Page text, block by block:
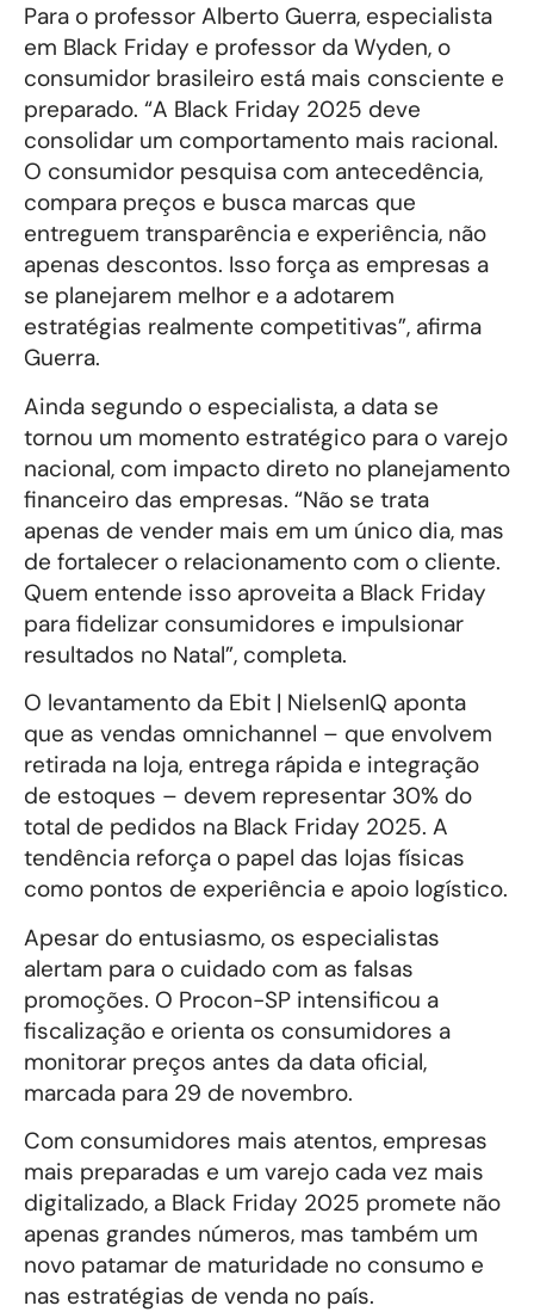
Para o professor Alberto Guerra, especialista
em Black Friday e professor da Wyden, o
consumidor brasileiro está mais consciente e
preparado. “A Black Friday 2025 deve
consolidar um comportamento mais racional.
O consumidor pesquisa com antecedência,
compara preços e busca marcas que
entreguem transparência e experiência, não
apenas descontos. Isso força as empresas a
se planejarem melhor e a adotarem
estratégias realmente competitivas”, afirma
Guerra.
Ainda segundo o especialista, a data se
tornou um momento estratégico para o varejo
nacional, com impacto direto no planejamento
financeiro das empresas. “Não se trata
apenas de vender mais em um único dia, mas
de fortalecer o relacionamento com o cliente.
Quem entende isso aproveita a Black Friday
para fidelizar consumidores e impulsionar
resultados no Natal”, completa.
O levantamento da Ebit | NielsenIQ aponta
que as vendas omnichannel – que envolvem
retirada na loja, entrega rápida e integração
de estoques – devem representar 30% do
total de pedidos na Black Friday 2025. A
tendência reforça o papel das lojas físicas
como pontos de experiência e apoio logístico.
Apesar do entusiasmo, os especialistas
alertam para o cuidado com as falsas
promoções. O Procon-SP intensificou a
fiscalização e orienta os consumidores a
monitorar preços antes da data oficial,
marcada para 29 de novembro.
Com consumidores mais atentos, empresas
mais preparadas e um varejo cada vez mais
digitalizado, a Black Friday 2025 promete não
apenas grandes números, mas também um
novo patamar de maturidade no consumo e
nas estratégias de venda no país.